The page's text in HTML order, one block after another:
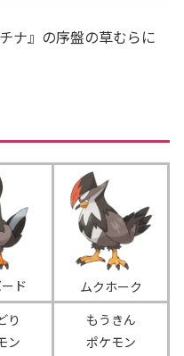
ナ』の序盤の草むらに
ド ムクホーク
り
ン
もうきん
ポケモン